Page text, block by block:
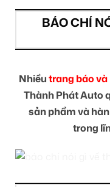
BÁO CHÍ
Nhiềutrang báo
Thành Phát Auto
sản phẩm và
trong